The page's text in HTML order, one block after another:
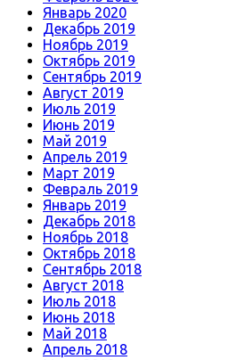
Январь 2020
Декабрь 2019
Ноябрь 2019
Октябрь 2019
Сентябрь 2019
Август 2019
Июль 2019
Июнь 2019
Май 2019
Апрель 2019
Март 2019
Февраль 2019
Январь 2019
Декабрь 2018
Ноябрь 2018
Октябрь 2018
Сентябрь 2018
Август 2018
Июль 2018
Июнь 2018
Май 2018
Апрель 2018